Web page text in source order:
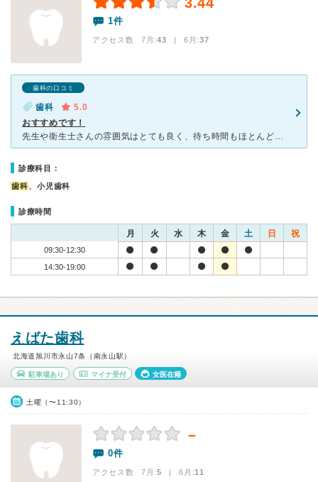
1件
アクセス数 7月:43 | 6月:37
歯科の口コミ
歯科
5.0
おすすめです！
先生や衛生士さんの雰囲気はとても良く、待ち時間もほとんどありませんでした。 気になる所をピンポイントで治していただきました。そしてなんと、診療代がとても安く感じました。これまでかかってきた歯科医院は一
診療科目：
歯科、小児歯科
診療時間
月 火 水 木 金 土 日 祝
09:30-12:30
14:30-19:00
えばた歯科
北海道旭川市永山7条（南永山駅）
駐車場あり マイナ受付 女医在籍
土曜（〜11:30）
－
0件
アクセス数 7月:5 | 6月:11